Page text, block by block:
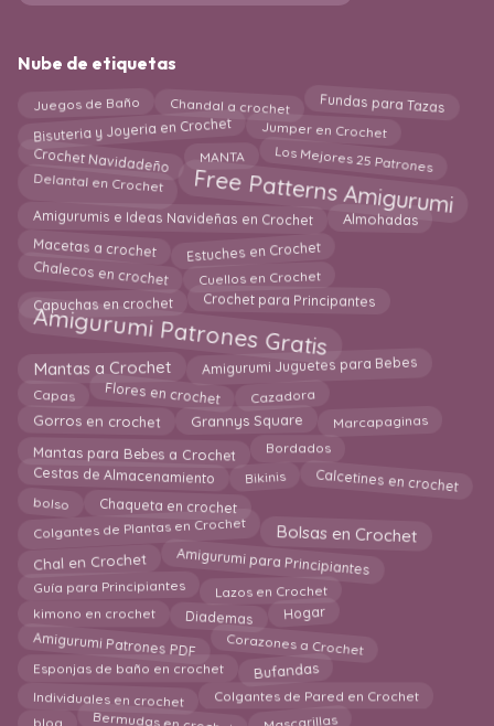
Nube de etiquetas
Juegos de Baño Chandal a crochet Fundas para Tazas
Bisuteria y Joyeria en Crochet Jumper en Crochet
Crochet Navidadeño MANTA Los Mejores 25 Patrones
Delantal en Crochet Free Patterns Amigurumi
Amigurumis e Ideas Navideñas en Crochet Almohadas
Macetas a crochet Estuches en Crochet
Chalecos en crochet Cuellos en Crochet
Capuchas en crochet Crochet para Principantes
Amigurumi Patrones Gratis
Mantas a Crochet Amigurumi Juguetes para Bebes
Capas Flores en crochet Cazadora
Gorros en crochet Grannys Square Marcapaginas
Mantas para Bebes a Crochet Bordados
Cestas de Almacenamiento Bikinis Calcetines en crochet
bolso Chaqueta en crochet
Colgantes de Plantas en Crochet Bolsas en Crochet
Chal en Crochet Amigurumi para Principiantes
Guía para Principiantes Lazos en Crochet
kimono en crochet Diademas Hogar
Amigurumi Patrones PDF Corazones a Crochet
Esponjas de baño en crochet Bufandas
Individuales en crochet
Colgantes de Pared en Crochet